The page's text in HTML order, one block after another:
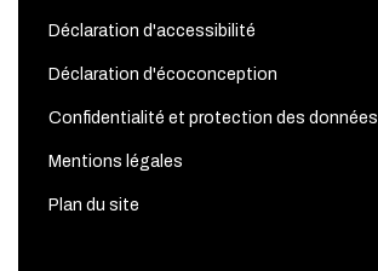
Déclaration d'accessibilité
Déclaration d'écoconception
Confidentialité et protection des données
Mentions légales
Plan du site